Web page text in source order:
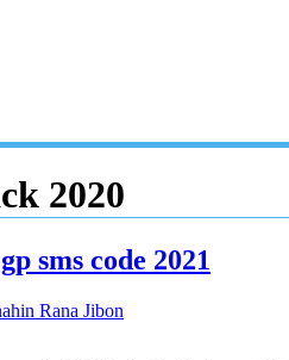
2020
sms code 2021
Rana Jibon